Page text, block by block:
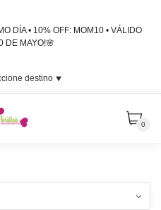
DÍA • 10% OFF: MOM10 • VÁLIDO
DE MAYO!🌸
destino⯆
0